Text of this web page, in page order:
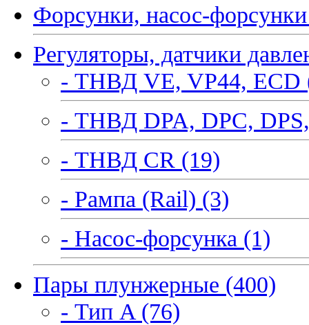
Форсунки, насос-
Регуляторы, датчики
- ТНВД VE, VP44, ECD
- ТНВД DPA, DPC,
- ТНВД CR (19)
- Рампа (Rail) (3)
- Насос-форсунка (1)
Пары плунжерные (400)
- Тип A (76)